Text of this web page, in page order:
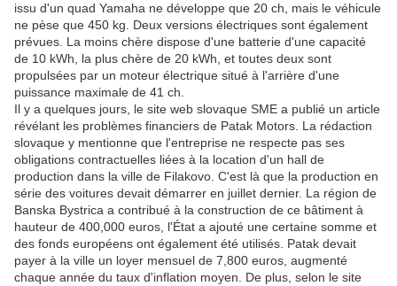
issu d'un quad Yamaha ne développe que 20 ch, mais le véhicule
ne pèse que 450 kg. Deux versions électriques sont également
prévues. La moins chère dispose d'une batterie d'une capacité
de 10 kWh, la plus chère de 20 kWh, et toutes deux sont
propulsées par un moteur électrique situé à l'arrière d'une
puissance maximale de 41 ch.
Il y a quelques jours, le site web slovaque SME a publié un article
révélant les problèmes financiers de Patak Motors. La rédaction
slovaque y mentionne que l'entreprise ne respecte pas ses
obligations contractuelles liées à la location d'un hall de
production dans la ville de Filakovo. C'est là que la production en
série des voitures devait démarrer en juillet dernier. La région de
Banska Bystrica a contribué à la construction de ce bâtiment à
hauteur de 400,000 euros, l'État a ajouté une certaine somme et
des fonds européens ont également été utilisés. Patak devait
payer à la ville un loyer mensuel de 7,800 euros, augmenté
chaque année du taux d'inflation moyen. De plus, selon le site